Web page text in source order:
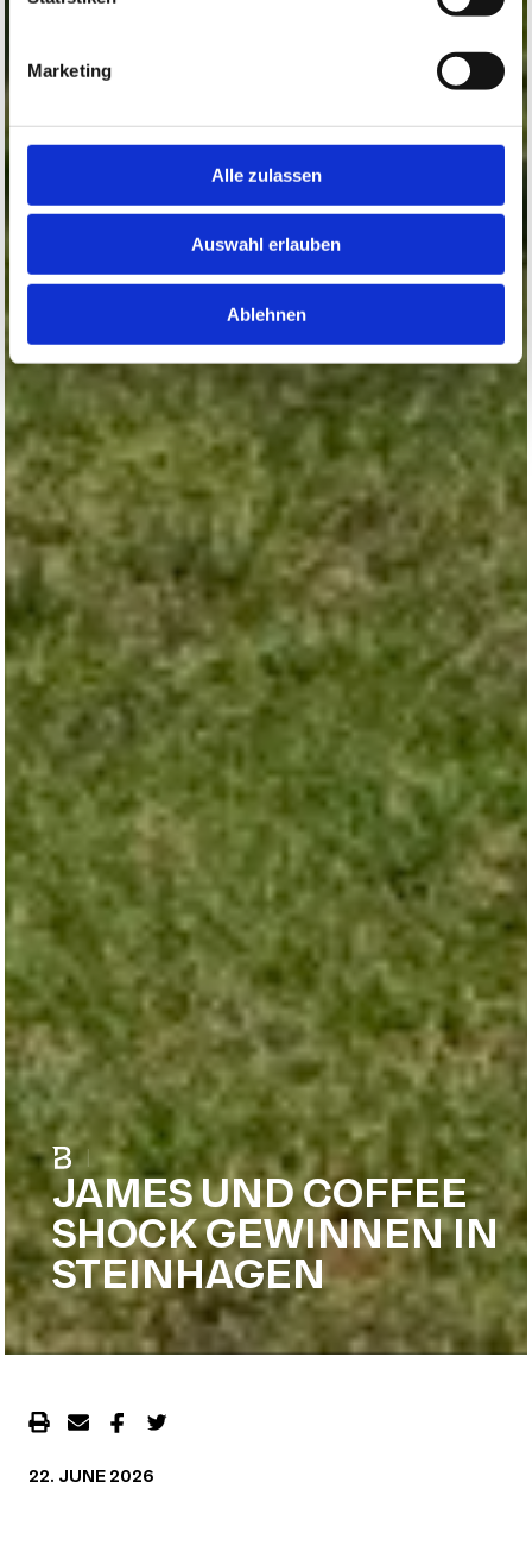
Marketing
Alle zulassen
Auswahl erlauben
Ablehnen
|
JAMES UND COFFEE
SHOCK GEWINNEN IN
STEINHAGEN
22. JUNE 2026